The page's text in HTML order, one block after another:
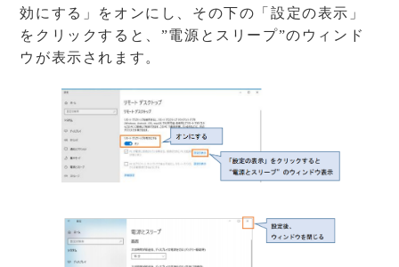
効にする」をオンにし、その下の「設定の表示」
をクリックすると、”電源とスリープ”のウィンド
ウが表示されます。